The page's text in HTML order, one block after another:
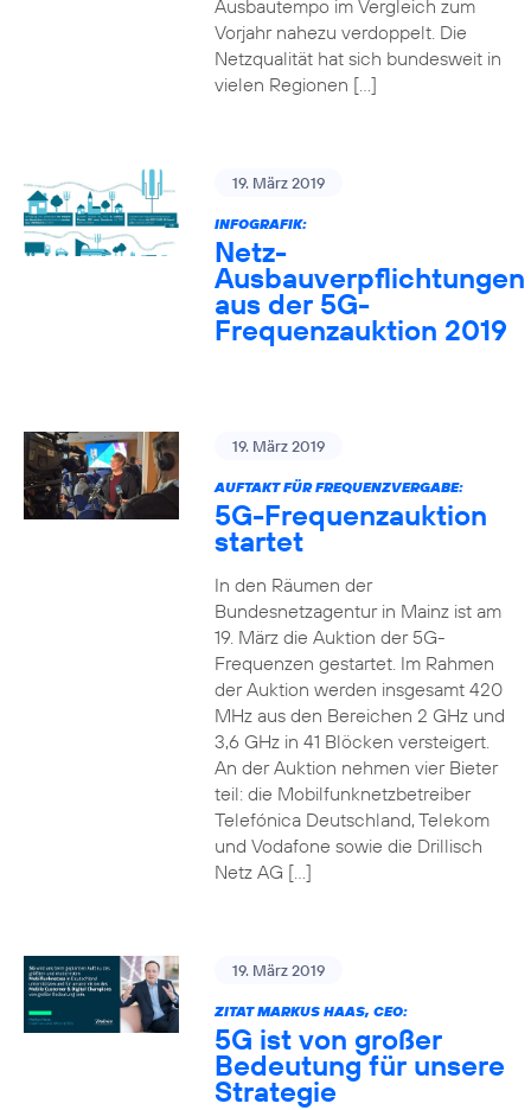
Ausbautempo im Vergleich zum
Vorjahr nahezu verdoppelt. Die
Netzqualität hat sich bundesweit in
vielen Regionen […]
19. März 2019
INFOGRAFIK:
Netz-
Ausbauverpflichtungen
aus der 5G-
Frequenzauktion 2019
19. März 2019
AUFTAKT FÜR FREQUENZVERGABE:
5G-Frequenzauktion
startet
In den Räumen der
Bundesnetzagentur in Mainz ist am
19. März die Auktion der 5G-
Frequenzen gestartet. Im Rahmen
der Auktion werden insgesamt 420
MHz aus den Bereichen 2 GHz und
3,6 GHz in 41 Blöcken versteigert.
An der Auktion nehmen vier Bieter
teil: die Mobilfunknetzbetreiber
Telefónica Deutschland, Telekom
und Vodafone sowie die Drillisch
Netz AG […]
19. März 2019
ZITAT MARKUS HAAS, CEO:
5G ist von großer
Bedeutung für unsere
Strategie